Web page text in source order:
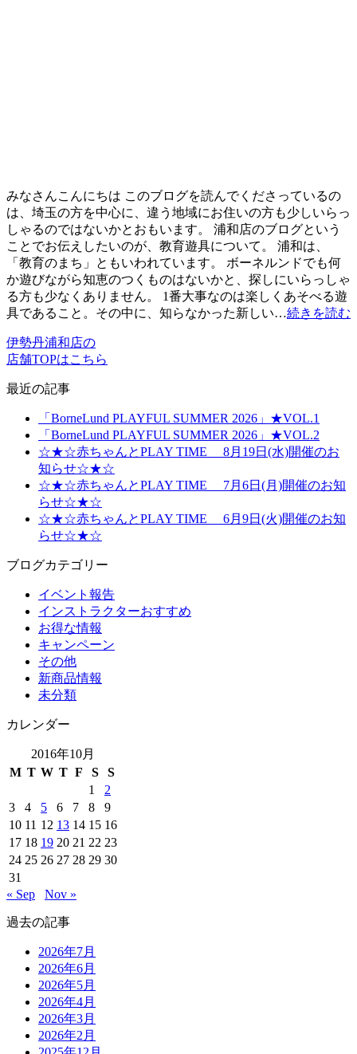
みなさんこんにちは このブログを読んでくださっているの
は、埼玉の方を中心に、違う地域にお住いの方も少しいらっ
しゃるのではないかとおもいます。 浦和店のブログという
ことでお伝えしたいのが、教育遊具について。 浦和は、
「教育のまち」ともいわれています。 ボーネルンドでも何
か遊びながら知恵のつくものはないかと、探しにいらっしゃ
る方も少なくありません。 1番大事なのは楽しくあそべる遊
具であること。その中に、知らなかった新しい…続きを読む
伊勢丹浦和店の
店舗TOPはこちら
最近の記事
「BorneLund PLAYFUL SUMMER 2026」★VOL.1
「BorneLund PLAYFUL SUMMER 2026」★VOL.2
☆★☆赤ちゃんとPLAY TIME 8月19日(水)開催のお
知らせ☆★☆
☆★☆赤ちゃんとPLAY TIME 7月6日(月)開催のお知
らせ☆★☆
☆★☆赤ちゃんとPLAY TIME 6月9日(火)開催のお知
らせ☆★☆
ブログカテゴリー
イベント報告
インストラクターおすすめ
お得な情報
キャンペーン
その他
新商品情報
未分類
カレンダー
2016年10月
M T W T F S
S
1
2
3
4 5 6 7 8
9
10 11 12 13 14 15 16
17 18 19 20 21 22 23
24 25 26 27 28 29 30
31
« Sep
Nov »
過去の記事
2026年7月
2026年6月
2026年5月
2026年4月
2026年3月
2026年2月